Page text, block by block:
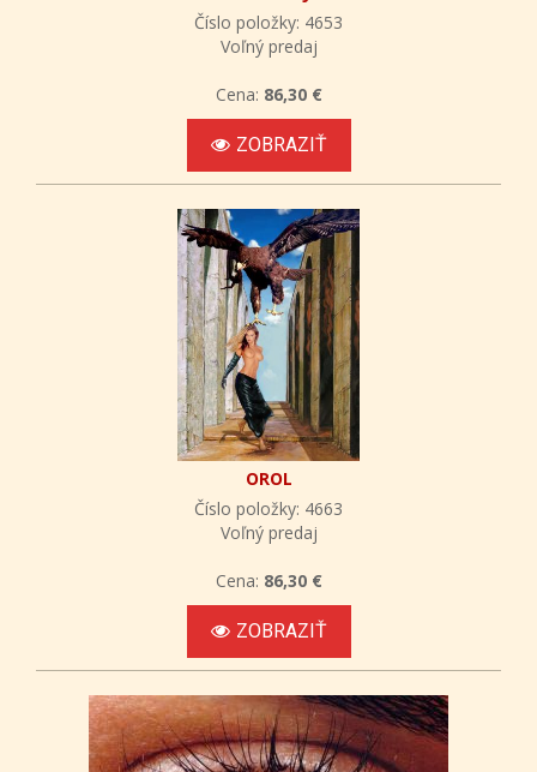
Číslo položky: 4653
Voľný predaj
Cena: 86,30 €
ZOBRAZIŤ
OROL
Číslo položky: 4663
Voľný predaj
Cena: 86,30 €
ZOBRAZIŤ